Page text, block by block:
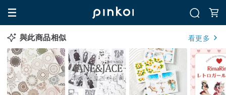
與此商品相似 看更多